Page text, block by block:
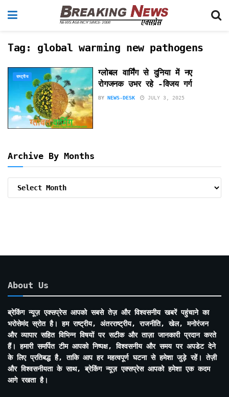
Tag: global warming new pathogens
राष्ट्रीय
ग्लोबल वार्मिंग से दुनिया में नए
रोगजनक उभर रहे -विजय गर्ग
BY NEWS-DESK JULY 3, 2025
Archive By Months
About Us
ब्रेकिंग न्यूज़ एक्सप्रेस आपको सबसे तेज़ और विश्वसनीय खबरें पहुंचाने का
भरोसेमंद स्रोत है। हम राष्ट्रीय, अंतरराष्ट्रीय, राजनीति, खेल, मनोरंजन
और व्यापार सहित विभिन्न विषयों पर सटीक और ताज़ा जानकारी प्रदान करते
हैं। हमारी समर्पित टीम आपको निष्पक्ष, विश्वसनीय और समय पर अपडेट देने
के लिए प्रतिबद्ध है, ताकि आप हर महत्वपूर्ण घटना से हमेशा जुड़े रहें। तेज़ी
और विश्वसनीयता के साथ, ब्रेकिंग न्यूज़ एक्सप्रेस आपको हमेशा एक कदम
आगे रखता है।